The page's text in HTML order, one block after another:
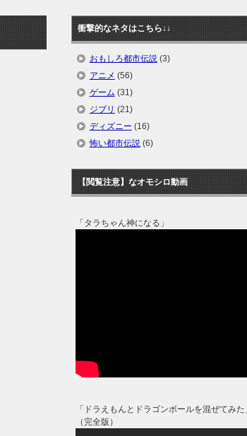
衝撃的なネタはこちら↓↓
おもしろ都市伝説(3)
アニメ (56)
ゲーム (31)
ジブリ (21)
ディズニー (16)
怖い都市伝説(6)
【閲覧注意】なオモシロ動画
「タラちゃん神になる」
「ドラえもんとドラゴンボールを混ぜてみた
（完全版）